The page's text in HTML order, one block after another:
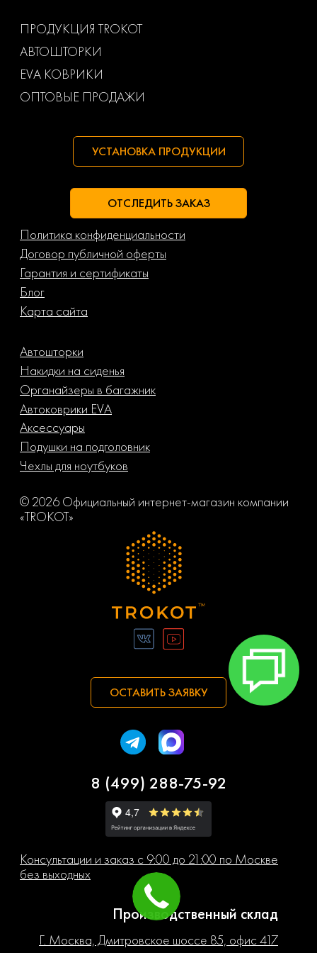
Маз
ПРОДУКЦИЯ TROKOT
АВТОШТОРКИ
EVA КОВРИКИ
ОПТОВЫЕ ПРОДАЖИ
УСТАНОВКА ПРОДУКЦИИ
ОТСЛЕДИТЬ ЗАКАЗ
Политика конфиденциальности
Договор публичной оферты
Гарантия и сертификаты
Блог
Карта сайта
Автошторки
Накидки на сиденья
Органайзеры в багажник
Автоковрики EVA
Аксессуары
Подушки на подголовник
Чехлы для ноутбуков
© 2026 Официальный интернет-магазин компании
«TROKOT»
ОСТАВИТЬ ЗАЯВКУ
8 (499) 288-75-92
Консультации и заказ с 9:00 до 21:00 по Москве
без выходных
Производственный склад
Г. Москва, Дмитровское шоссе 85, офис 417